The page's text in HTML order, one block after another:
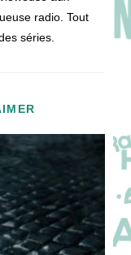
radio. Tout
séries.